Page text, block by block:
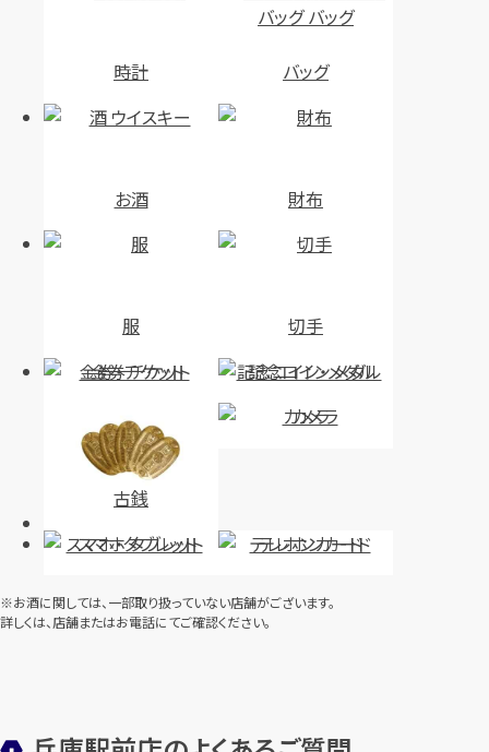
時計 バッグ
お酒 財布
服
切手
金券・チケット
記念コイン・メダル
古銭
カメラ
スマホ・タブレット テレホンカード
※お酒に関しては、一部取り扱っていない店舗がございます。
詳しくは、店舗またはお電話にてご確認ください。